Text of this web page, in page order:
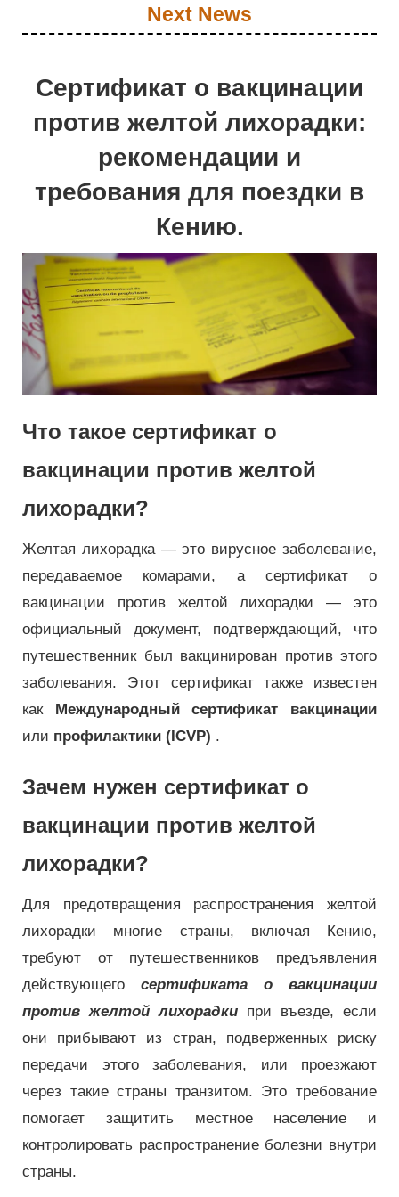
Next News
Сертификат о вакцинации
против желтой лихорадки:
рекомендации и
требования для поездки в
Кению.
Что такое сертификат о
вакцинации против желтой
лихорадки?
Желтая лихорадка — это вирусное заболевание,
передаваемое комарами, а сертификат о
вакцинации против желтой лихорадки — это
официальный документ, подтверждающий, что
путешественник был вакцинирован против этого
заболевания. Этот сертификат также известен
как Международный сертификат вакцинации
или профилактики (ICVP) .
Зачем нужен сертификат о
вакцинации против желтой
лихорадки?
Для предотвращения распространения желтой
лихорадки многие страны, включая Кению,
требуют от путешественников предъявления
действующего сертификата о вакцинации
против желтой лихорадки при въезде, если
они прибывают из стран, подверженных риску
передачи этого заболевания, или проезжают
через такие страны транзитом. Это требование
помогает защитить местное население и
контролировать распространение болезни внутри
страны.